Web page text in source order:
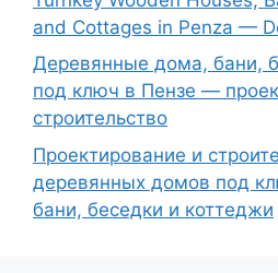
and Cottages in Penza —
Деревянные дома, бани,
под ключ в Пензе —
строительство
Проектирование и
деревянных домов под
бани, беседки и коттеджи